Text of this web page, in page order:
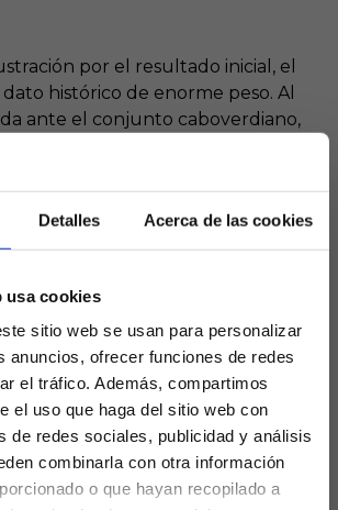
Detalles Acerca de las cookies
usa cookies
sitio web se usan para personalizar
anuncios, ofrecer funciones de redes
el tráfico. Además, compartimos
el uso que haga del sitio web con
de redes sociales, publicidad y análisis
combinarla con otra información
o que hayan recopilado a
por el resultado inicial, el
histórico de enorme peso. Al
ante el conjunto caboverdiano,
los
internacional. Este registro sitúa
de la Fuente
en una dimensión
una solidez que no se veía
esta marca, hay que
de 2023. Aquella noche en
Escocia se impuso por 2-0 en la
para la Eurocopa 2024, fue la
conoció la derrota en un
entonces, la Selección ha
fortaleza que le ha permitido
y navegar con solvencia